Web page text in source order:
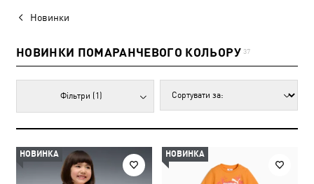
Новинки
НОВИНКИ ПОМАРАНЧЕВОГО КОЛЬОРУ 37
Фільтри (1)
НОВИНКА НОВИНКА